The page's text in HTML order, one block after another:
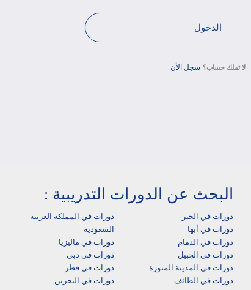
لا تملك حساب؟ سجل الأن
البحث عن الدورات التدريبية :
دورات في الخبر
دورات في أبها‎
دورات في الدمام‎
دورات في الجبيل
دورات في المدينة المنورة
دورات في الطائف
دورات في المملكة العربية
السعودية
دورات في ماليزيا
دورات في دبي
دورات في قطر
دورات في البحرين